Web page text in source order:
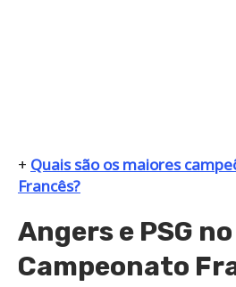
+ Quais são os maiores
Francês?
Angers e PSG no
Campeonato